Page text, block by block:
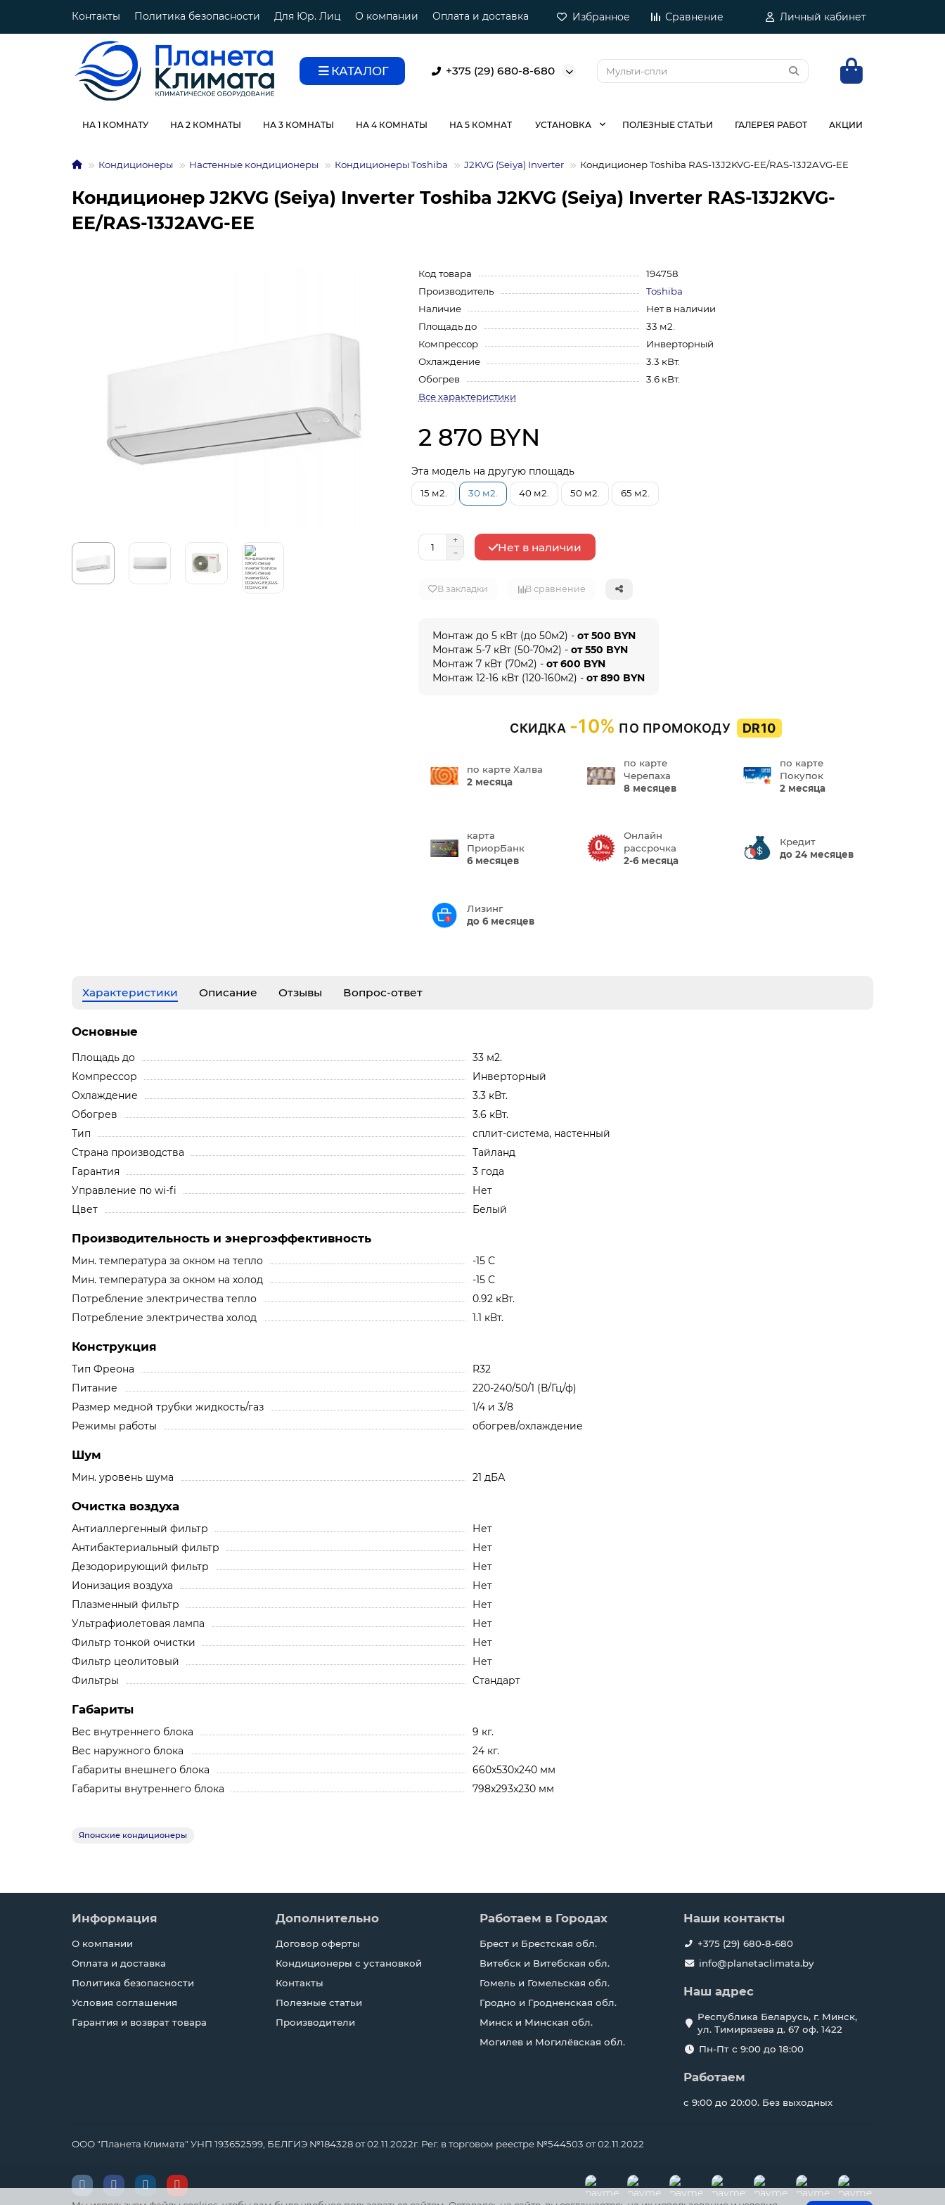
Контакты Политика безопасности Для Юр. Лиц О компании Оплата и доставка Избранное Сравнение Личный кабинет
КАТАЛОГ +375 (29) 680-8-680
НА 1 КОМНАТУ НА 2 КОМНАТЫ НА 3 КОМНАТЫ НА 4 КОМНАТЫ НА 5 КОМНАТ УСТАНОВКА ПОЛЕЗНЫЕ СТАТЬИ ГАЛЕРЕЯ РАБОТ АКЦИИ
Кондиционеры Настенные кондиционеры Кондиционеры Toshiba J2KVG (Seiya) Inverter Кондиционер Toshiba RAS-13J2KVG-EE/RAS-13J2AVG-EE
Кондиционер J2KVG (Seiya) Inverter Toshiba J2KVG (Seiya) Inverter RAS-13J2KVG-
EE/RAS-13J2AVG-EE
Код товара
194758
Производитель
Toshiba
Наличие
Нет в наличии
Площадь до
33 м2.
Компрессор
Инверторный
Охлаждение
3.3 кВт.
Обогрев
3.6 кВт.
Все характеристики
2 870 BYN
Эта модель на другую площадь
15 м2. 30 м2. 40 м2. 50 м2. 65 м2.
Нет в наличии
В закладки В сравнение
Монтаж до 5 кВт (до 50м2) -от 500 BYN
Монтаж 5-7 кВт (50-70м2) -от 550 BYN
Монтаж 7 кВт (70м2) -от 600 BYN
Монтаж 12-16 кВт (120-160м2) -от 890 BYN
СКИДКА -10% ПО ПРОМОКОДУ DR10
по карте Халва
2 месяца
по карте
Черепаха
8 месяцев
по карте
Покупок
2 месяца
карта
ПриорБанк
6 месяцев
Онлайн
рассрочка
2-6 месяца
Кредит
до 24 месяцев
Лизинг
до 6 месяцев
Характеристики Описание Отзывы Вопрос-ответ
Основные
Площадь до
33 м2.
Компрессор
Инверторный
Охлаждение
3.3 кВт.
Обогрев
3.6 кВт.
Тип
сплит-система, настенный
Страна производства
Тайланд
Гарантия
3 года
Управление по wi-fi
Нет
Цвет
Белый
Производительность и энергоэффективность
Мин. температура за окном на тепло
-15 С
Мин. температура за окном на холод
-15 С
Потребление электричества тепло
0.92 кВт.
Потребление электричества холод
1.1 кВт.
Конструкция
Тип Фреона
R32
Питание
220-240/50/1 (В/Гц/ф)
Размер медной трубки жидкость/газ
1/4 и 3/8
Режимы работы
обогрев/охлаждение
Шум
Мин. уровень шума 21 дБА
Очистка воздуха
Антиаллергенный фильтр
Нет
Антибактериальный фильтр
Нет
Дезодорирующий фильтр
Нет
Ионизация воздуха
Нет
Плазменный фильтр
Нет
Ультрафиолетовая лампа
Нет
Фильтр тонкой очистки
Нет
Фильтр цеолитовый
Нет
Фильтры
Стандарт
Габариты
Вес внутреннего блока
9 кг.
Вес наружного блока
24 кг.
Габариты внешнего блока
660x530x240 мм
Габариты внутреннего блока
798x293x230 мм
Японские кондиционеры
Информация
О компании
Оплата и доставка
Политика безопасности
Условия соглашения
Гарантия и возврат товара
Дополнительно
Договор оферты
Кондиционеры с установкой
Контакты
Полезные статьи
Производители
Работаем в Городах
Брест и Брестская обл.
Витебск и Витебская обл.
Гомель и Гомельская обл.
Гродно и Гродненская обл.
Минск и Минская обл.
Могилев и Могилёвская обл.
Наши контакты
+375 (29) 680-8-680
info@planetaclimata.by
Наш адрес
Республика Беларусь, г. Минск,
ул. Тимирязева д. 67 оф. 1422
Пн-Пт с 9:00 до 18:00
Работаем
с 9:00 до 20:00. Без выходных
ООО "Планета Климата" УНП 193652599, БЕЛГИЭ №184328 от 02.11.2022г. Рег. в торговом реестре №544503 от 02.11.2022